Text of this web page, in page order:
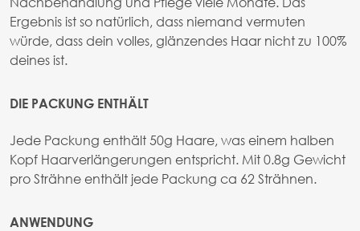
Ergebnis ist so natürlich, dass niemand vermuten
würde, dass dein volles, glänzendes Haar nicht zu 100%
deines ist.
DIE PACKUNG ENTHÄLT
Jede Packung enthält 50g Haare, was einem halben
Kopf Haarverlängerungen entspricht. Mit 0.8g Gewicht
pro Strähne enthält jede Packung ca 62 Strähnen.
ANWENDUNG